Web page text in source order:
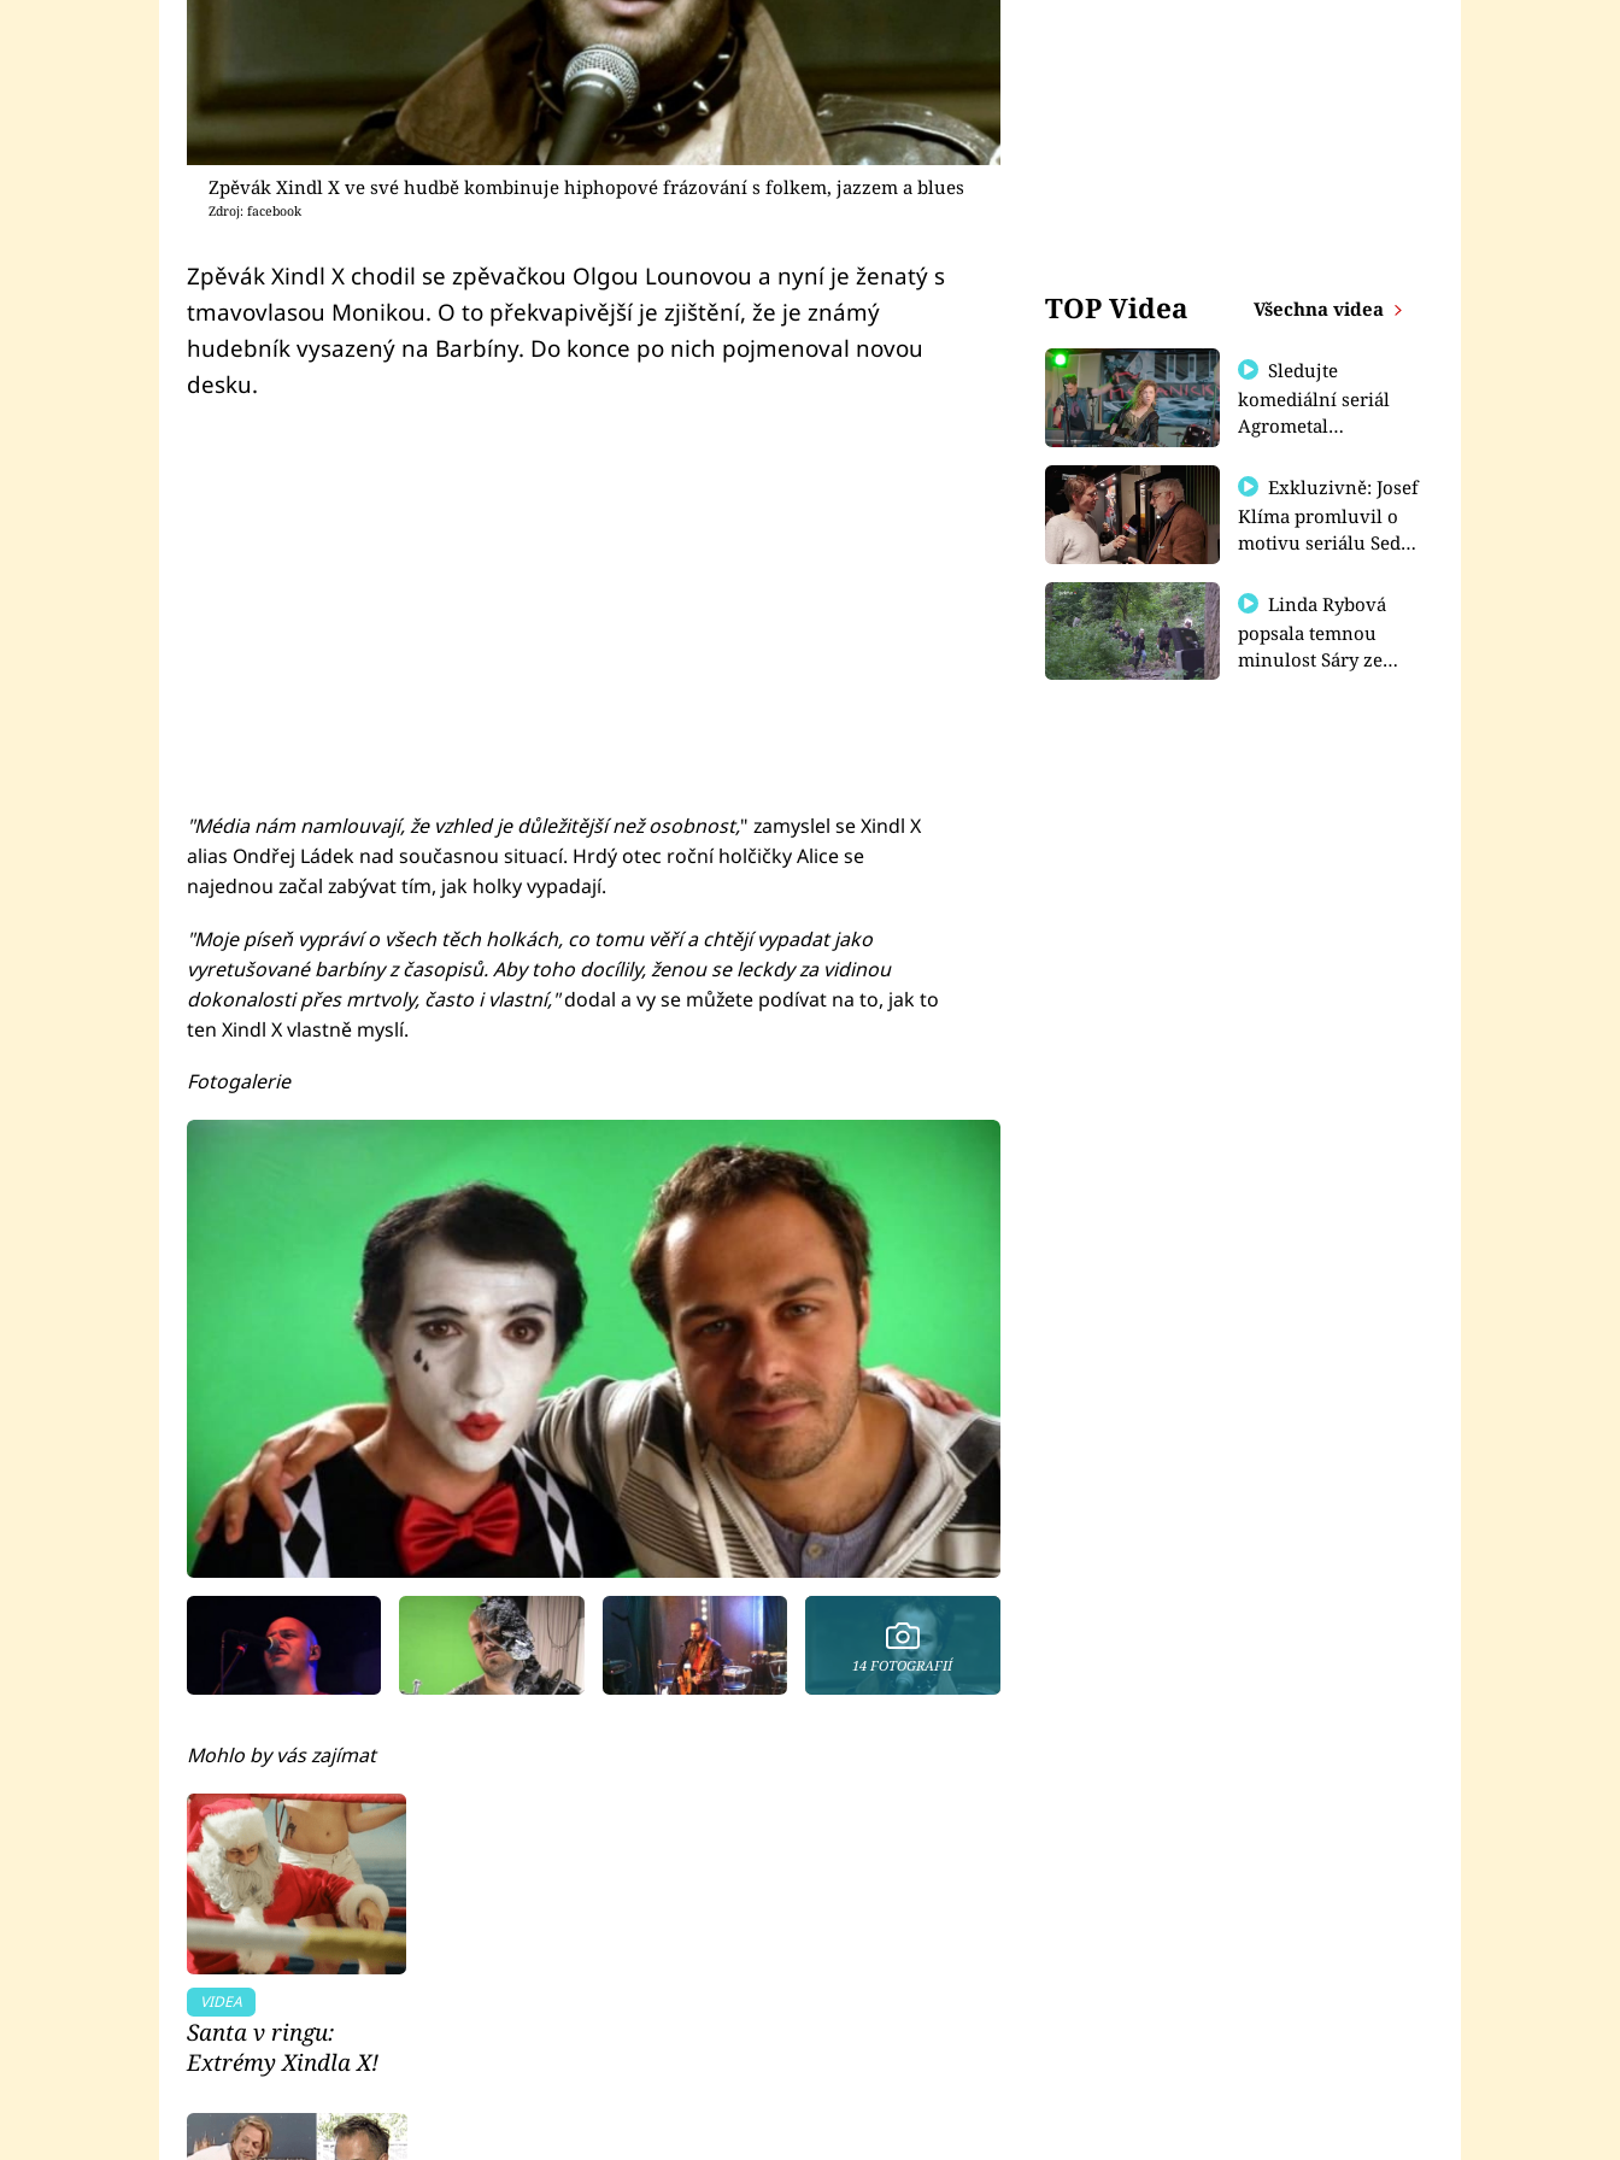
Zpěvák Xindl X ve své hudbě kombinuje hiphopové frázování s folkem, jazzem a blues
Zdroj: facebook
Zpěvák Xindl X chodil se zpěvačkou Olgou Lounovou a nyní je ženatý s
tmavovlasou Monikou. O to překvapivější je zjištění, že je známý
hudebník vysazený na Barbíny. Do konce po nich pojmenoval novou
desku.
"Média nám namlouvají, že vzhled je důležitější než osobnost," zamyslel se Xindl X
alias Ondřej Ládek nad současnou situací. Hrdý otec roční holčičky Alice se
najednou začal zabývat tím, jak holky vypadají.
"Moje píseň vypráví o všech těch holkách, co tomu věří a chtějí vypadat jako
vyretušované barbíny z časopisů. Aby toho docílily, ženou se leckdy za vidinou
dokonalosti přes mrtvoly, často i vlastní,"dodal a vy se můžete podívat na to, jak to
ten Xindl X vlastně myslí.
Fotogalerie
14 FOTOGRAFIÍ
Mohlo by vás zajímat
VIDEA
Santa v ringu:
Extrémy Xindla X!
TOP Videa Všechna videa
Sledujte
komediální seriál
Agrometal
prima+
Exkluzivně: Josef
Klíma promluvil o
motivu seriálu Sedm
Linda Rybová
popsala temnou
minulost Sáry ze